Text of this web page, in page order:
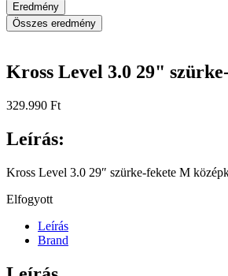
Eredmény
Összes eredmény
Kross Level 3.0 29"
329.990 Ft
Leírás:
Kross Level 3.0 29″ szürke-fekete M
Elfogyott
Leírás
Brand